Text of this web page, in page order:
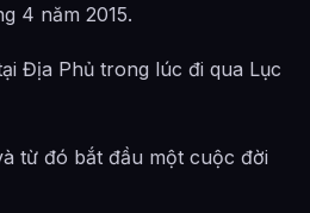
4 năm 2015.
Địa Phủ trong lúc đi qua Lục
từ đó bắt đầu một cuộc đời